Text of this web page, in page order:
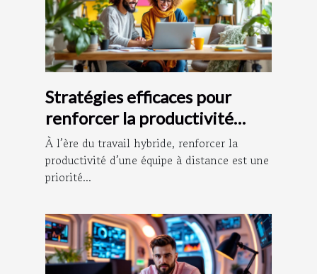
Stratégies efficaces pour
renforcer la productivité
d’équipe à distance
À l’ère du travail hybride, renforcer la
productivité d’une équipe à distance est une
priorité...